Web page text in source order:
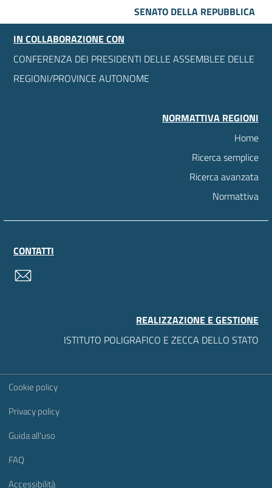
SENATO DELLA REPUBBLICA
IN COLLABORAZIONE CON
CONFERENZA DEI PRESIDENTI DELLE ASSEMBLEE DELLE
REGIONI/PROVINCE AUTONOME
NORMATTIVA REGIONI
Home
Ricerca semplice
Ricerca avanzata
Normattiva
CONTATTI
REALIZZAZIONE E GESTIONE
ISTITUTO POLIGRAFICO E ZECCA DELLO STATO
Sezione Link Utili
Cookie policy
Privacy policy
Guida all'uso
FAQ
Accessibilità